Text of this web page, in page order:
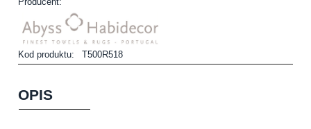
Kod produktu: T500R518
OPIS